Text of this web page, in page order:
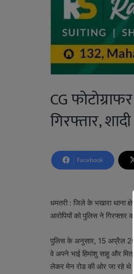
CG
गिरफ्तार,
Facebook
धमतरी : जिले के भखारा थाना
आरोपियों को पुलिस ने
पुलिस के अनुसार, 15 अप्रैल
वे अपने भाई हिमांशु साहू और
लेकर मेन रोड की ओर जा रहे थे।